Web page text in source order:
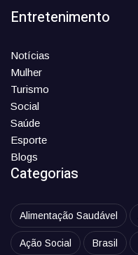
Entretenimento
Notícias
Mulher
Turismo
Social
Saúde
Esporte
Blogs
Categorias
Alimentação Saudável
Ação Social Brasil